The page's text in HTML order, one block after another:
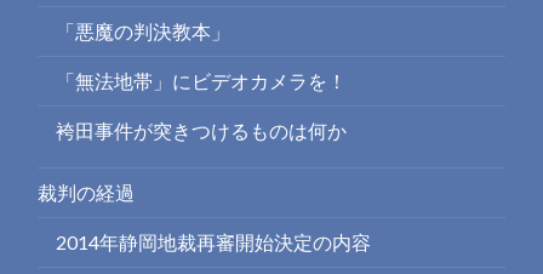
「悪魔の判決教本」
「無法地帯」にビデオカメラを！
袴田事件が突きつけるものは何か
裁判の経過
2014年静岡地裁再審開始決定の内容